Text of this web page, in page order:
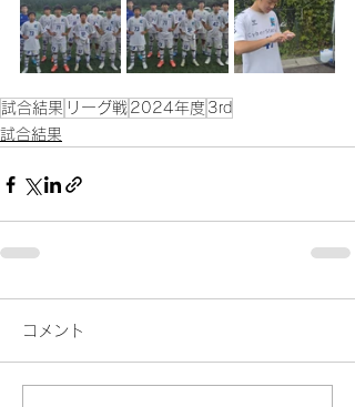
試合結果 リーグ戦 2024年度 3rd
試合結果
コメント